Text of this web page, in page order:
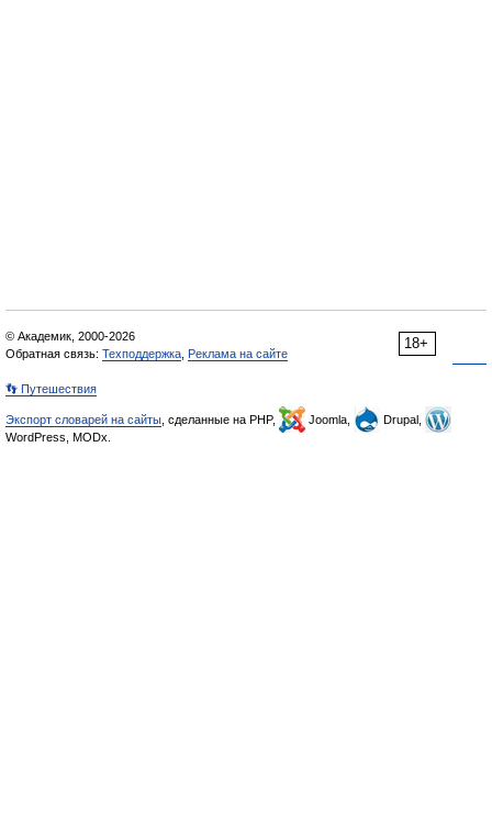
18+
© Академик, 2000-2026
Обратная связь: Техподдержка Реклама на сайте
👣 Путешествия
Экспорт словарей на сайты , сделанные на PHP, Joomla,
Drupal,
WordPress, MODx.